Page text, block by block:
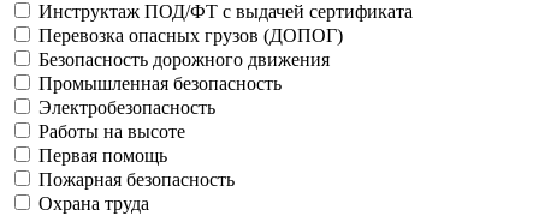
Инструктаж ПОД/ФТ с выдачей сертификата
Перевозка опасных грузов (ДОПОГ)
Безопасность дорожного движения
Промышленная безопасность
Электробезопасность
Работы на высоте
Первая помощь
Пожарная безопасность
Охрана труда